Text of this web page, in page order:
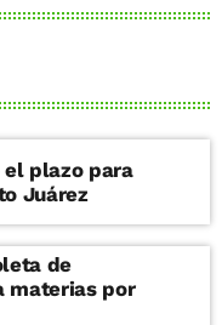
plazo para
Juárez
de
materias por